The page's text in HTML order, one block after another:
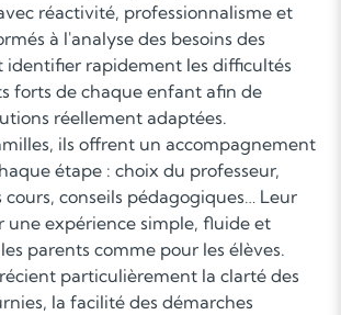
réactivité, professionnalisme et
à l'analyse des besoins des
identifier rapidement les difficultés
forts de chaque enfant afin de
réellement adaptées.
ils offrent un accompagnement
étape : choix du professeur,
conseils pédagogiques… Leur
une expérience simple, fluide et
parents comme pour les élèves.
particulièrement la clarté des
la facilité des démarches